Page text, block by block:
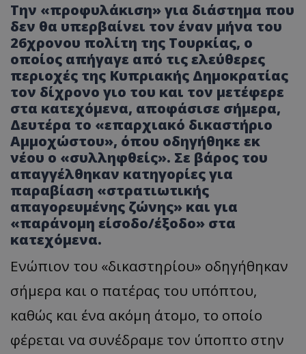
Την «προφυλάκιση» για διάστημα που
δεν θα υπερβαίνει τον έναν μήνα του
26χρονου πολίτη της Τουρκίας, ο
οποίος απήγαγε από τις ελεύθερες
περιοχές της Κυπριακής Δημοκρατίας
τον δίχρονο γιο του και τον μετέφερε
στα κατεχόμενα, αποφάσισε σήμερα,
Δευτέρα το «επαρχιακό δικαστήριο
Αμμοχώστου», όπου οδηγήθηκε εκ
νέου ο «συλληφθείς». Σε βάρος του
απαγγέλθηκαν κατηγορίες για
παραβίαση «στρατιωτικής
απαγορευμένης ζώνης» και για
«παράνομη είσοδο/έξοδο» στα
κατεχόμενα.
Ενώπιον του «δικαστηρίου» οδηγήθηκαν
σήμερα και ο πατέρας του υπόπτου,
καθώς και ένα ακόμη άτομο, το οποίο
φέρεται να συνέδραμε τον ύποπτο στην